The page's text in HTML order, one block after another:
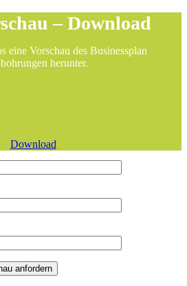
– Download
eine Vorschau des Businessplan
herunter.
Download